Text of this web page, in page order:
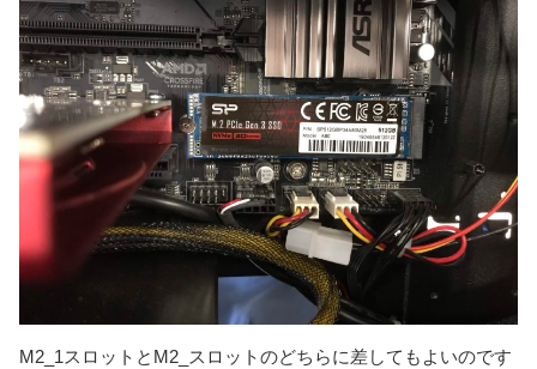
M2_1スロットとM2_スロットのどちらに差してもよいのです